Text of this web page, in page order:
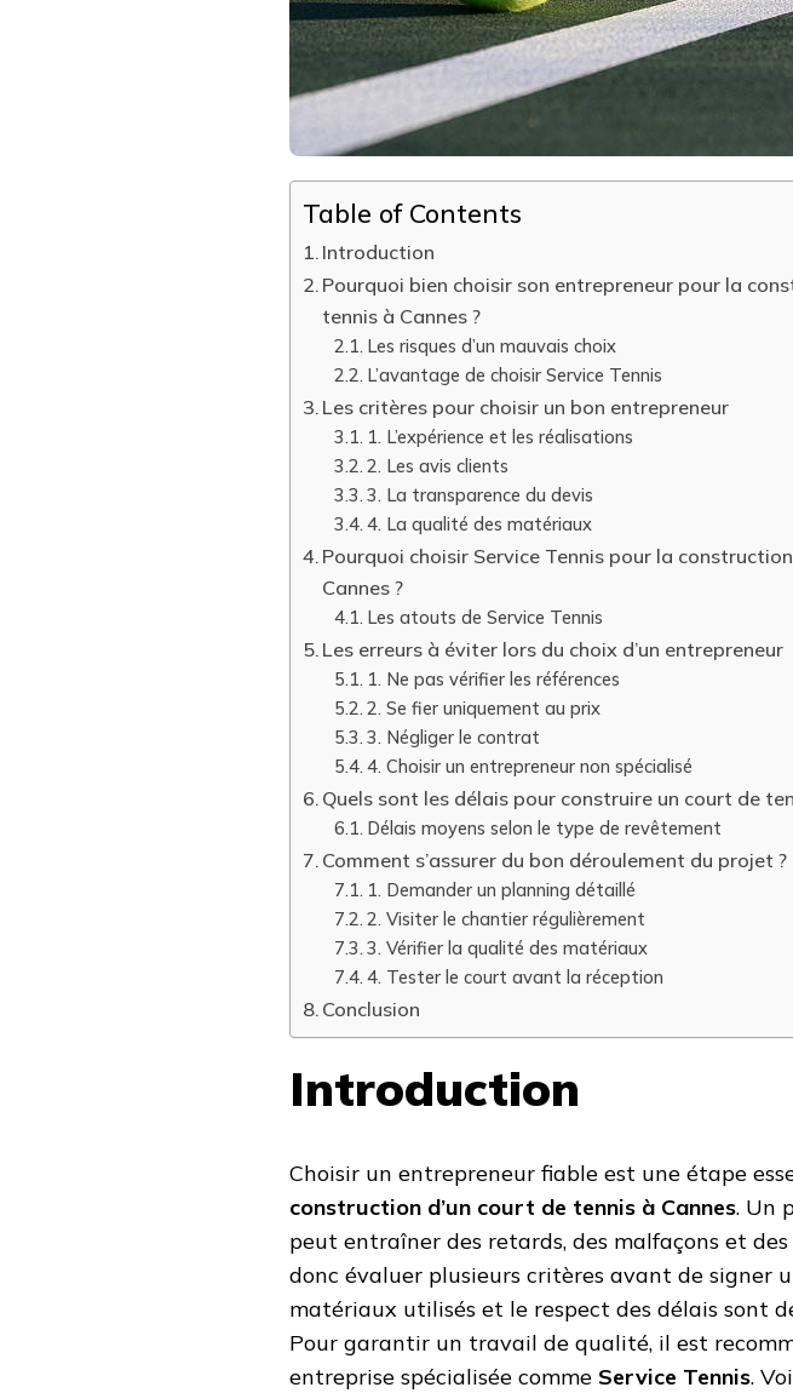
ENTREPRENEUR
Table of Contents
Introduction
Pourquoi bien choisir son entrepreneur pour la
tennis à Cannes ?
Les risques d’un mauvais choix
L’avantage de choisir Service Tennis
Les critères pour choisir un bon entrepreneur
1. L’expérience et les réalisations
2. Les avis clients
3. La transparence du devis
4. La qualité des matériaux
Pourquoi choisir Service Tennis pour la
Cannes ?
Les atouts de Service Tennis
Les erreurs à éviter lors du choix d’un entrepreneur
1. Ne pas vérifier les références
2. Se fier uniquement au prix
3. Négliger le contrat
4. Choisir un entrepreneur non spécialisé
Quels sont les délais pour construire un court de
Délais moyens selon le type de revêtement
Comment s’assurer du bon déroulement du projet ?
1. Demander un planning détaillé
2. Visiter le chantier régulièrement
3. Vérifier la qualité des matériaux
4. Tester le court avant la réception
Conclusion
Introduction
Choisir un entrepreneur fiable est une étape
construction d’un court de tennis à Cannes. Un
peut entraîner des retards, des malfaçons et
donc évaluer plusieurs critères avant de signer
matériaux utilisés et le respect des délais sont
Pour garantir un travail de qualité, il est
entreprise spécialisée comme Service Tennis.